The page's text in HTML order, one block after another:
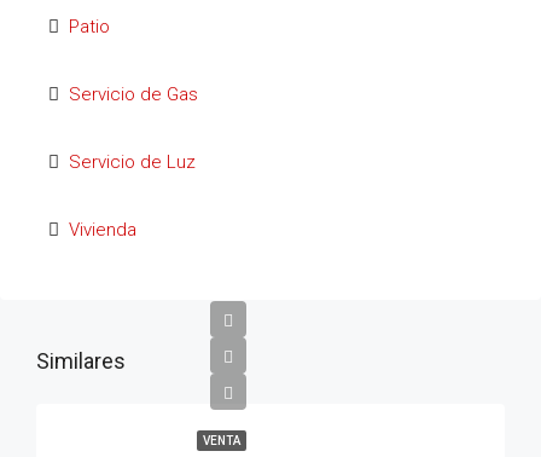
Patio
Servicio de Gas
Servicio de Luz
Vivienda
Similares
VENTA